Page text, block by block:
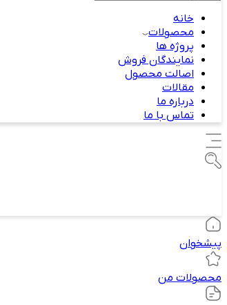
خانه
محصولات
پروژه ها
نمایندگان فروش
اصالت محصول
مقالات
درباره ما
تماس با ما
پیشخوان
محصولات من